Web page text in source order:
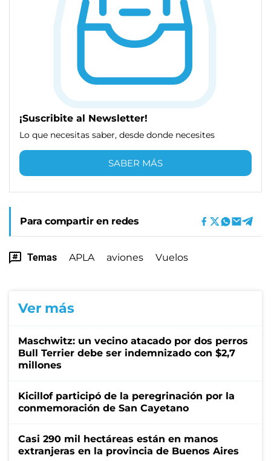
¡Suscribite al Newsletter!
Lo que necesitas saber, desde donde necesites
SABER MÁS
Para compartir en redes
Temas APLA aviones Vuelos
Ver más
Maschwitz: un vecino atacado por dos perros
Bull Terrier debe ser indemnizado con $2,7
millones
Kicillof participó de la peregrinación por la
conmemoración de San Cayetano
Casi 290 mil hectáreas están en manos
extranjeras en la provincia de Buenos Aires